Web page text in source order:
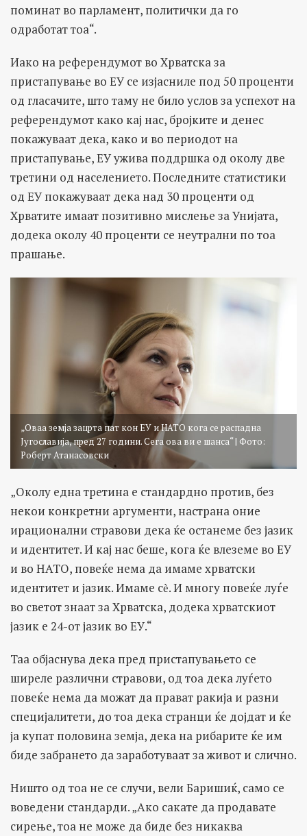
поминат во парламент, политички да го
одработат тоа“.
Иако на референдумот во Хрватска за
пристапување во ЕУ се изјасниле под 50 проценти
од гласачите, што таму не било услов за успехот на
референдумот како кај нас, бројките и денес
покажуваат дека, како и во периодот на
пристапување, ЕУ ужива поддршка од околу две
третини од населението. Последните статистики
од ЕУ покажуваат дека над 30 проценти од
Хрватите имаат позитивно мислење за Унијата,
додека околу 40 проценти се неутрални по тоа
прашање.
„Оваа земја зацрта пат кон ЕУ и НАТО кога се распадна
Југославија, пред 27 години. Сега ова ви е шанса“ | Фото:
Роберт Атанасовски
„Околу една третина е стандардно против, без
некои конкретни аргументи, настрана оние
ирационални стравови дека ќе останеме без јазик
и идентитет. И кај нас беше, кога ќе влеземе во ЕУ
и во НАТО, повеќе нема да имаме хрватски
идентитет и јазик. Имаме сѐ. И многу повеќе луѓе
во светот знаат за Хрватска, додека хрватскиот
јазик е 24-от јазик во ЕУ.“
Таа објаснува дека пред пристапувањето се
ширеле различни стравови, од тоа дека луѓето
повеќе нема да можат да прават ракија и разни
специјалитети, до тоа дека странци ќе дојдат и ќе
ја купат половина земја, дека на рибарите ќе им
биде забрането да зарaботуваат за живот и слично.
Ништо од тоа не се случи, вели Баришиќ, само се
воведени стандарди. „Ако сакате да продавате
сирење, тоа не може да биде без никаква